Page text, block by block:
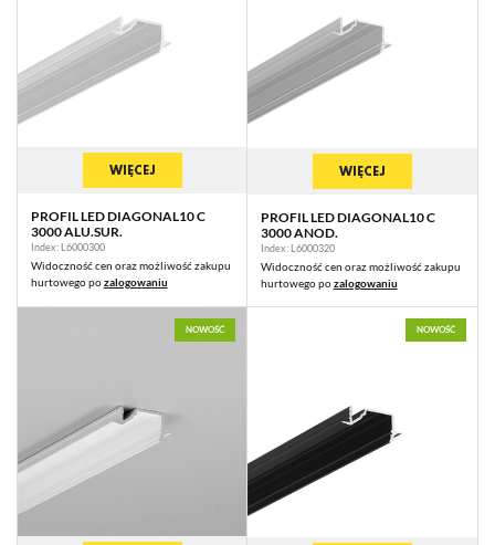
WIĘCEJ
PROFIL LED DIAGONAL10 C
3000 ALU.SUR.
Index: L6000300
Widoczność cen oraz możliwość zakupu
hurtowego pozalogowaniu
WIĘCEJ
PROFIL LED DIAGONAL10 C
3000 ANOD.
Index: L6000320
Widoczność cen oraz możliwość zakupu
hurtowego pozalogowaniu
NOWOŚĆ NOWOŚĆ